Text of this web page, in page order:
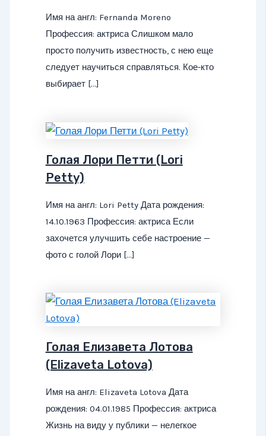
Имя на англ: Fernanda Moreno
Профессия: актриса Слишком мало
просто получить известность, с нею еще
следует научиться справляться. Кое-кто
выбирает […]
Голая Лори Петти (Lori
Petty)
Имя на англ: Lori Petty Дата рождения:
14.10.1963 Профессия: актриса Если
захочется улучшить себе настроение —
фото с голой Лори […]
Голая Елизавета Лотова
(Elizaveta Lotova)
Имя на англ: Elizaveta Lotova Дата
рождения: 04.01.1985 Профессия: актриса
Жизнь на виду у публики — нелегкое